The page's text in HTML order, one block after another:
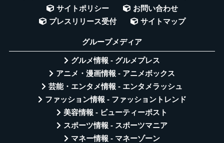
サイトポリシー
お問い合わせ
プレスリリース受付
サイトマップ
グループメディア
グルメ情報 - グルメプレス
アニメ・漫画情報 - アニメボックス
芸能・エンタメ情報 - エンタメラッシュ
ファッション情報 - ファッショントレンド
美容情報 - ビューティーポスト
スポーツ情報 - スポーツマニア
マネー情報 - マネーゾーン